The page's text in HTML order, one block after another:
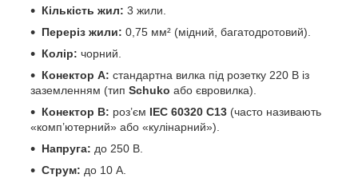
Кількість жил: 3 жили.
Переріз жили: 0,75 мм² (мідний, багатодротовий).
Колір: чорний.
Конектор А: стандартна вилка під розетку 220 В із
заземленням (тип Schuko або євровилка).
Конектор B: роз’єм IEC 60320 C13 (часто називають
«комп’ютерний» або «кулінарний»).
Напруга: до 250 В.
Струм: до 10 А.